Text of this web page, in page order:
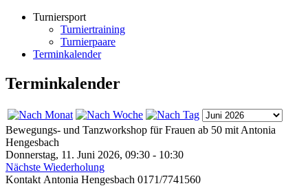
Turniersport
Turniertraining
Turnierpaare
Terminkalender
Terminkalender
Bewegungs- und Tanzworkshop für Frauen ab 50 mit Antonia
Hengesbach
Donnerstag, 11. Juni 2026, 09:30 - 10:30
Nächste Wiederholung
Kontakt Antonia Hengesbach 0171/7741560